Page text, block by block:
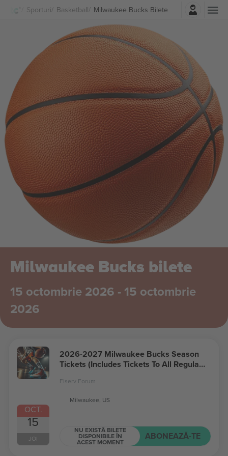
Sporturi Basketball Milwaukee Bucks Bilete
Autentificare
Milwaukee Bucks bilete
15 octombrie 2026 - 15 octombrie
2026
OCT.
15
JOI
2026-2027 Milwaukee Bucks Season
Tickets (Includes Tickets To All Regular
Fiserv Forum
Milwaukee, US
NU EXISTĂ BILETE
DISPONIBILE ÎN
ACEST MOMENT
ABONEAZĂ-TE